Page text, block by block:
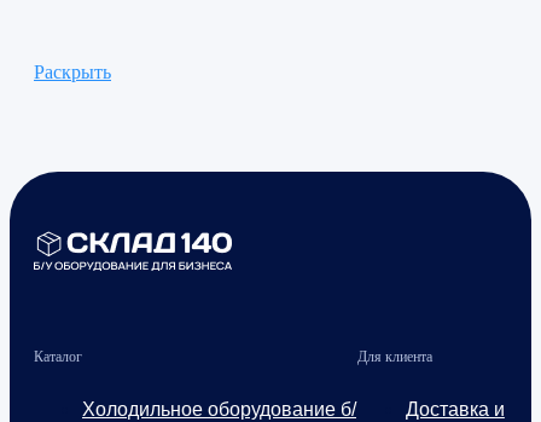
Раскрыть
Каталог
Холодильное оборудование б/
Для клиента
Доставка и